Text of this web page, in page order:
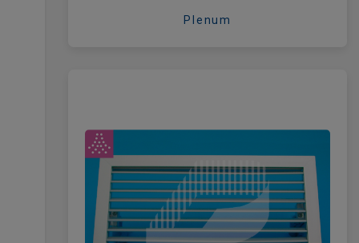
Plenum